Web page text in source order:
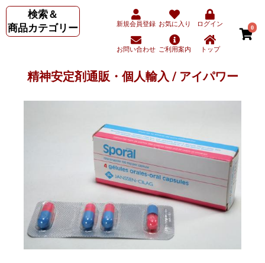
検索＆
商品カテゴリー
新規会員登録 お気に入り ログイン
お問い合わせ ご利用案内 トップ
0
精神安定剤通販・個人輸入 / アイパワー